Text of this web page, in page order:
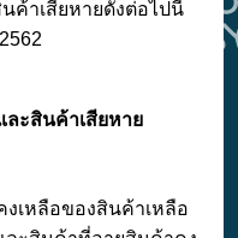
ค้าเสียหายดังต่อไปนี้
ะสินค้าเสียหาย
เหลือของสินค้าเหลือ